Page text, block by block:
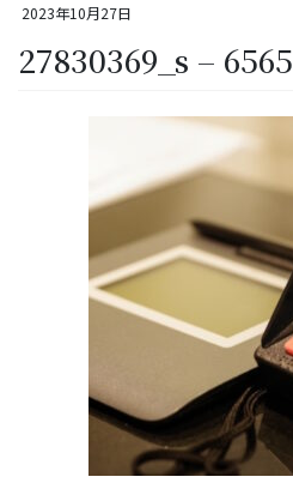
2023年10月27日
27830369_s – 6565